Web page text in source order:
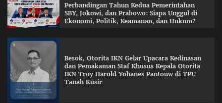
Perbandingan Tahun Kedua Pemerintahan
SBY, Jokowi, dan Prabowo: Siapa Unggul di
Ekonomi, Politik, Keamanan, dan Hukum?
Besok, Otorita IKN Gelar Upacara Kedinasan
dan Pemakaman Staf Khusus Kepala Otorita
IKN Troy Harold Yohanes Pantouw di TPU
Tanah Kusir